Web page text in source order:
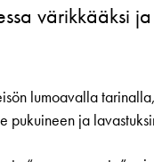
värikkääksi
lumoavalla
pukuineen ja